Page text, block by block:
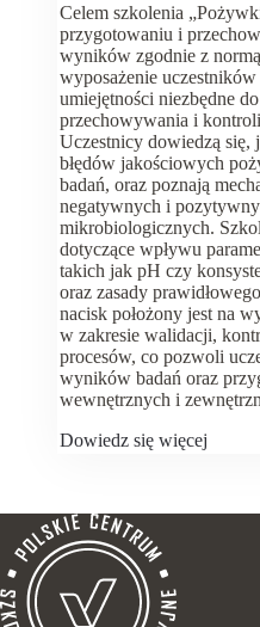
zgodnie z
Celem szkolenia
przygotowaniu i
wyników zgodnie z
wyposażenie
umiejętności niezbędne
przechowywania i
Uczestnicy dowiedzą
błędów jakościowych
badań, oraz poznają
negatywnych i
mikrobiologicznych.
dotyczące wpływu
takich jak pH czy
oraz zasady
nacisk położony jest na
w zakresie walidacji,
procesów, co pozwoli
wyników badań oraz
wewnętrznych i
Dowiedz się więcej